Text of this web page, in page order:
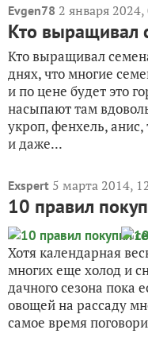
Evgen78 2 января
Кто выращивал
Кто выращивал
днях, что многие
и по цене будет это
насыпают там
укроп, фенхель,
и даже...
Exspert 5 марта 2014,
10 правил
Хотя календарная
многих еще холод и
дачного сезона пока
овощей на рассаду
самое время